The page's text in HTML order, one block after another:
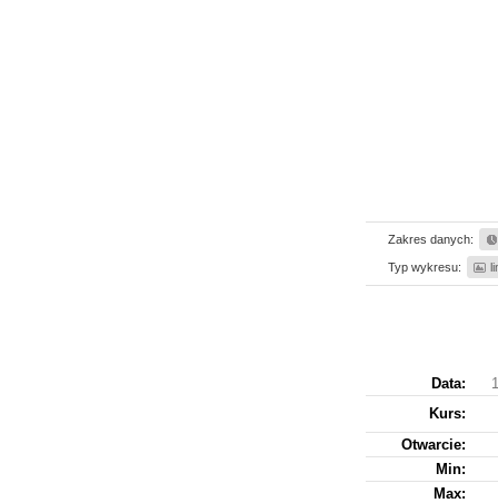
Zakres danych:
Typ wykresu:
Data:
Kurs:
Otwarcie:
Min:
Max: